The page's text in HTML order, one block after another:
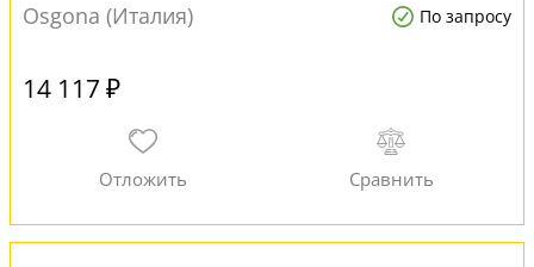
Osgona (Италия) По запросу
14 117 ₽